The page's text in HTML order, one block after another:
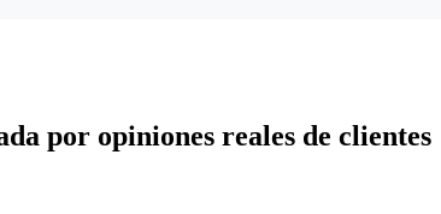
por opiniones reales de clientes